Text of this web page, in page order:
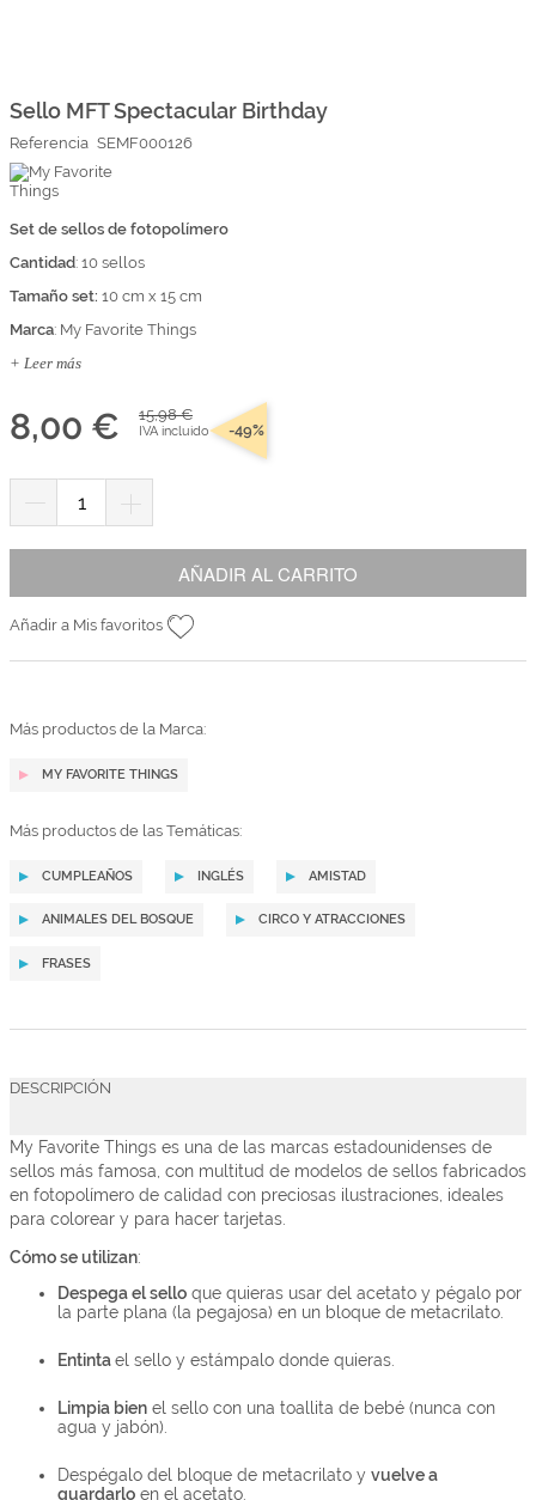
Top Ventas
Iniciar sesión/Regístrate
Somos Kimidori
comienzo
la
galería
de
imágenes
Sello MFT Spectacular Birthday
Referencia SEMF000126
Set de sellos de fotopolímero
Cantidad: 10 sellos
Tamaño set: 10 cm x 15 cm
Marca: My Favorite Things
+ Leer más
8,00 € 15,98 €
IVA incluido -49%
AÑADIR AL CARRITO
Añadir a Mis favoritos
Más productos de la Marca:
MY FAVORITE THINGS
Más productos de las Temáticas:
CUMPLEAÑOS INGLÉS AMISTAD
ANIMALES DEL BOSQUE CIRCO Y ATRACCIONES
FRASES
DESCRIPCIÓN
My Favorite Things es una de las marcas estadounidenses de
sellos más famosa, con multitud de modelos de sellos fabricados
en fotopolímero de calidad con preciosas ilustraciones, ideales
para colorear y para hacer tarjetas.
Cómo se utilizan:
Despega el sello que quieras usar del acetato y pégalo por
la parte plana (la pegajosa) en un bloque de metacrilato.
Entintael sello y estámpalo donde quieras.
Limpia bien el sello con una toallita de bebé (nunca con
agua y jabón).
Despégalo del bloque de metacrilato y vuelve a
guardarlo en el acetato.